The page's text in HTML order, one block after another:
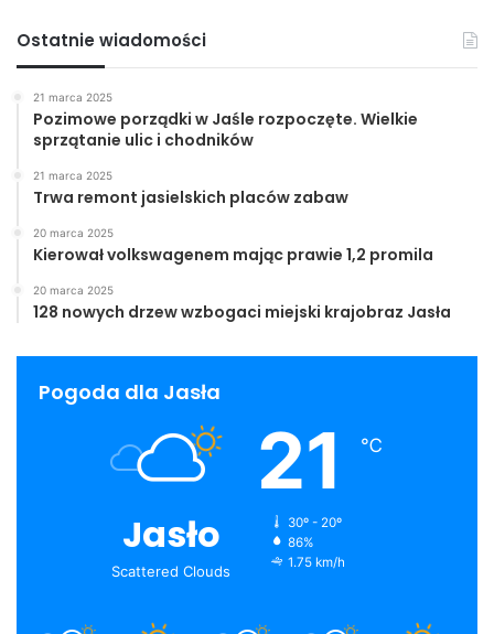
Ostatnie wiadomości
21 marca 2025
Pozimowe porządki w Jaśle rozpoczęte. Wielkie
sprzątanie ulic i chodników
21 marca 2025
Trwa remont jasielskich placów zabaw
20 marca 2025
Kierował volkswagenem mając prawie 1,2 promila
20 marca 2025
128 nowych drzew wzbogaci miejski krajobraz Jasła
Pogoda dla Jasła
Jasło
Scattered Clouds
21 ℃
30º - 20º
86%
1.75 km/h